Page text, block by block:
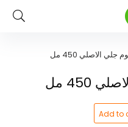
جلي الاصلي 450 مل
450 مل
Add to